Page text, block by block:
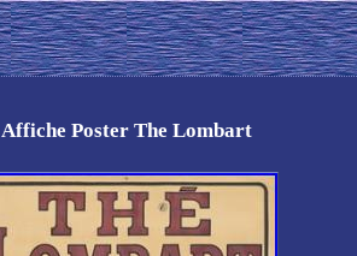
Affiche Poster The Lombart